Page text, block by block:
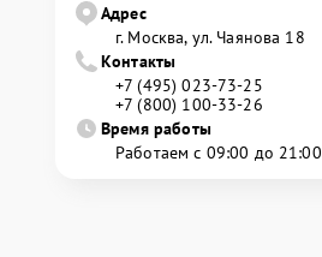
Адрес
г. Москва, ул. Чаянова 18
Контакты
+7 (495) 023-73-25
+7 (800) 100-33-26
Время работы
Работаем с 09:00 до 21:00